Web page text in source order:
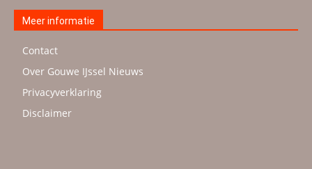
Meer informatie
Contact
Over Gouwe IJssel Nieuws
Privacyverklaring
Disclaimer